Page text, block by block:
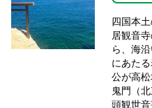
四国本
居観音
ら、海
にあた
公が高
鬼門（
頭観世